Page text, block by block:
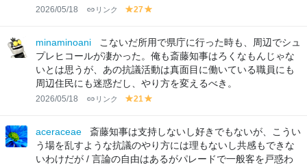
2026/05/18 リンク
y
lo
27
lo
minaminoani
こないだ所用で県庁に行った時も、周辺でシュ
プレヒコールが凄かった。俺も斎藤知事はろくなもんじゃな
いとは思うが、あの抗議活動は真面目に働いている職員にも
周辺住民にも迷惑だし、やり方を変えるべき。
2026/05/18 リンク
y
lo
w
21
lo
w
aceraceae
斎藤知事は支持しないし好きでもないが、こうい
う場を乱すような抗議のやり方には理もないし共感もできな
いわけだが / 言論の自由はあるがパレードで一般客を戸惑わ